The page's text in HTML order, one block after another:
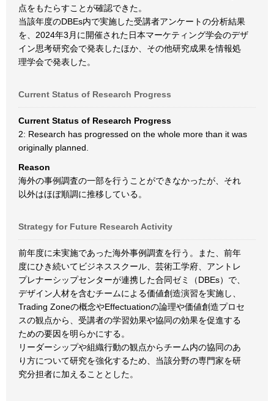
点をもたらすことが確認できた。
当該年度のDBEs内で実施した受講者アンケートの分析結果
を、2024年3月に開催された日本マーケティング学会のデザ
イン思考研究会で発表したほか、その他研究成果を情報処
理学会で発表した。
Current Status of Research Progress
Current Status of Research Progress
2: Research has progressed on the whole more than it was
originally planned.
Reason
海外の事例調査の一部を行うことができなかったが、それ
以外はほぼ順調に推移している。
Strategy for Future Research Activity
前年度に未実施であった海外事例調査を行う。また、前年
度にひき続いてビジネススクール、芸術工学府、アントレ
プレナーシップセンターが連携した合同ゼミ（DBEs）で、
デザイン人材を含むチームによる価値創造演習を実施し、
Trading Zoneの概念やEffectuationの論理や価値創造プロセ
スの観点から、受講者の学習効果や協同の効果を促進する
ための要因を明らかにする。
リーダーシップや組織行動の観点からチーム内の協同のあ
り方について研究を強化するため、当該分野の専門家を研
究分担者に加えることとした。